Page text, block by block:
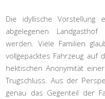
Die idyllische Vorstellung
abgelegenen
werden. Viele Familien
vollgepacktes Fahrzeug
hektischen Anonymität
Trugschluss. Aus der
genau das Gegenteil der